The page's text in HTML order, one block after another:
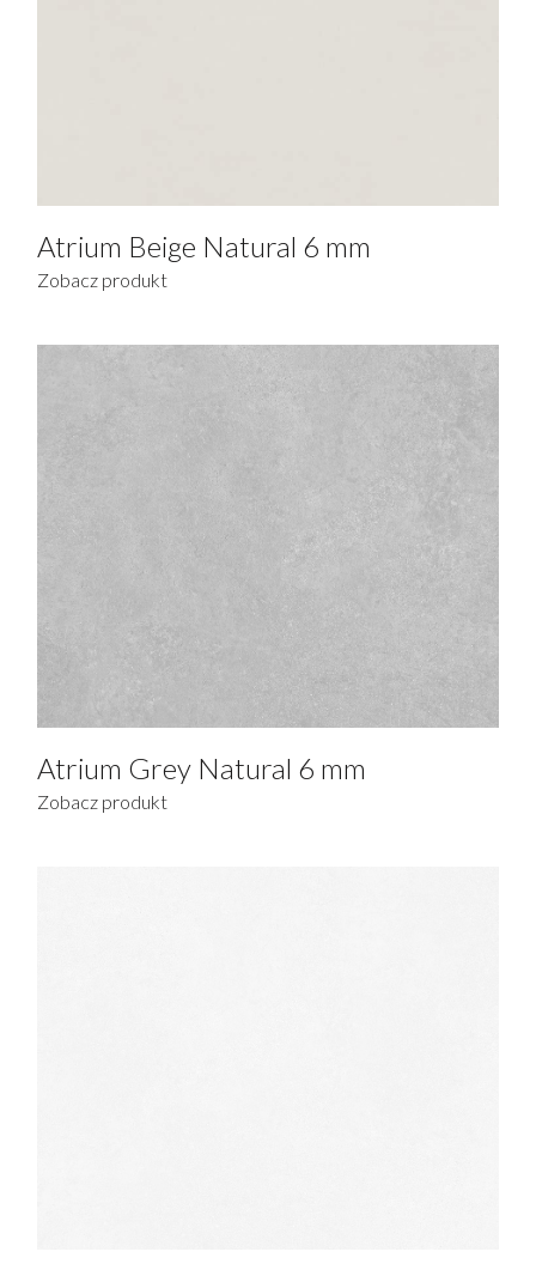
Atrium Beige Natural 6 mm
Zobacz produkt
Atrium Grey Natural 6 mm
Zobacz produkt